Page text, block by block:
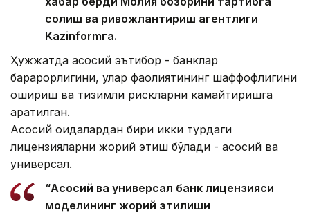
солиш ва ривожлантириш агентлиги
Kazinformга.
Ҳужжатда асосий эътибор - банклар
барқарорлигини, улар фаолиятининг шаффофлигини
ошириш ва тизимли рискларни камайтиришга
қаратилган.
Асосий қоидалардан бири икки турдаги
лицензияларни жорий этиш бўлади - асосий ва
универсал.
“Асосий ва универсал банк лицензияси
моделининг жорий этилиши